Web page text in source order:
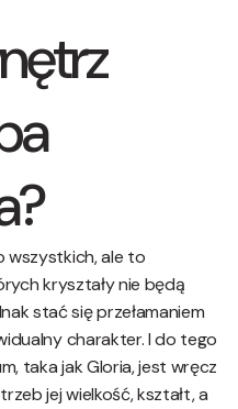
wszystkich, ale to
kryształy nie będą
stać się przełamaniem
charakter. I do tego
taka jak Gloria, jest wręcz
jej wielkość, kształt, a